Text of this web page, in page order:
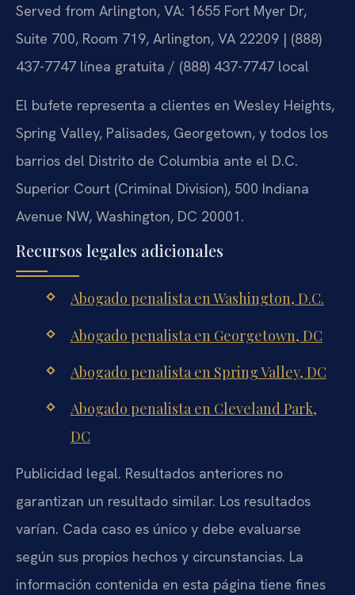
Served from Arlington, VA: 1655 Fort Myer Dr,
Suite 700, Room 719, Arlington, VA 22209 | (888)
437-7747 línea gratuita / (888) 437-7747 local
El bufete representa a clientes en Wesley Heights,
Spring Valley, Palisades, Georgetown, y todos los
barrios del Distrito de Columbia ante el D.C.
Superior Court (Criminal Division), 500 Indiana
Avenue NW, Washington, DC 20001.
Recursos legales adicionales
Abogado penalista en Washington, D.C.
Abogado penalista en Georgetown, DC
Abogado penalista en Spring Valley, DC
Abogado penalista en Cleveland Park,
DC
Publicidad legal. Resultados anteriores no
garantizan un resultado similar. Los resultados
varían. Cada caso es único y debe evaluarse
según sus propios hechos y circunstancias. La
información contenida en esta página tiene fines